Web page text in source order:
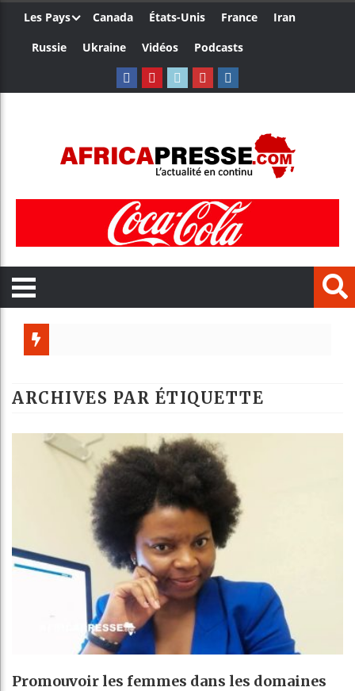
Les Pays Canada États-Unis France
Iran
Russie
Ukraine Vidéos Podcasts
ARCHIVES PAR ÉTIQUETTE
Promouvoir les femmes dans les domaines